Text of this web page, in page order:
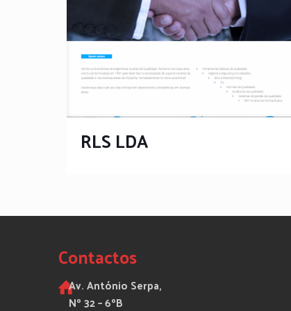
RLS LDA
Contactos
Av. António Serpa,
Nº 32 – 6ºB